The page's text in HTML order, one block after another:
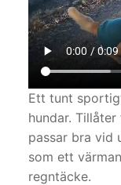
Ett tunt
hundar.
passar bra vid
som ett
regntäcke.